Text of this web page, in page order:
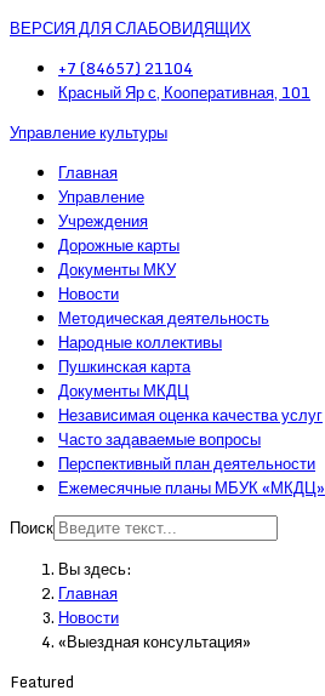
ВЕРСИЯ ДЛЯ СЛАБОВИДЯЩИХ
+7 (84657) 21104
Красный Яр с, Кооперативная, 101
Управление культуры
Главная
Управление
Учреждения
Дорожные карты
Документы МКУ
Новости
Методическая деятельность
Народные коллективы
Пушкинская карта
Документы МКДЦ
Независимая оценка качества услуг
Часто задаваемые вопросы
Перспективный план деятельности
Ежемесячные планы МБУК «МКДЦ»
Поиск
Вы здесь:
Главная
Новости
«Выездная консультация»
Featured